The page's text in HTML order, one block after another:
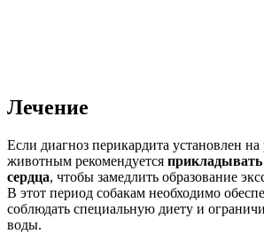
Лечение
Если диагноз перикардита установлен
животным рекомендуется прикладывать
сердца, чтобы замедлить образование
В этот период собакам необходимо
соблюдать специальную диету и
воды.